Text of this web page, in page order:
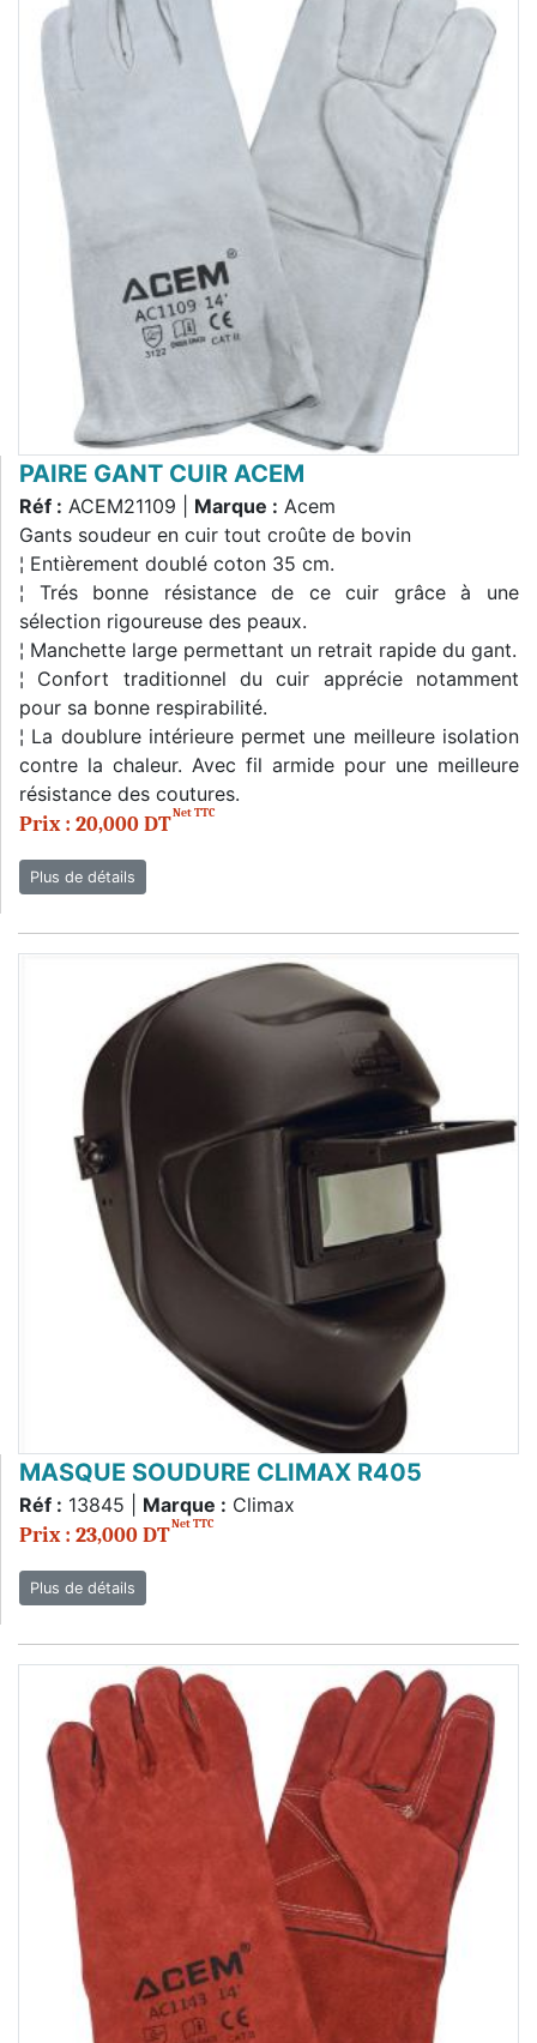
PAIRE GANT CUIR ACEM
Réf : ACEM21109 | Marque : Acem
Gants soudeur en cuir tout croûte de bovin
¦ Entièrement doublé coton 35 cm.
¦ Trés bonne résistance de ce cuir grâce à une
sélection rigoureuse des peaux.
¦ Manchette large permettant un retrait rapide du gant.
¦ Confort traditionnel du cuir apprécie notamment
pour sa bonne respirabilité.
¦ La doublure intérieure permet une meilleure isolation
contre la chaleur. Avec fil armide pour une meilleure
résistance des coutures.
Prix : 20,000 DTNet TTC
Plus de détails
MASQUE SOUDURE CLIMAX R405
Réf : 13845 | Marque : Climax
Prix : 23,000 DTNet TTC
Plus de détails